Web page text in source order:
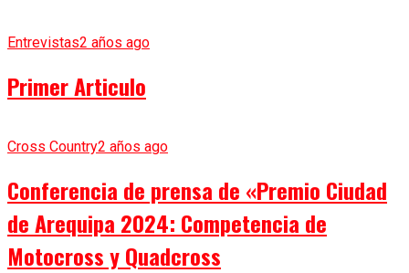
Entrevistas2 años ago
Primer Articulo
Cross Country2 años ago
Conferencia de prensa de «Premio Ciudad
de Arequipa 2024: Competencia de
Motocross y Quadcross